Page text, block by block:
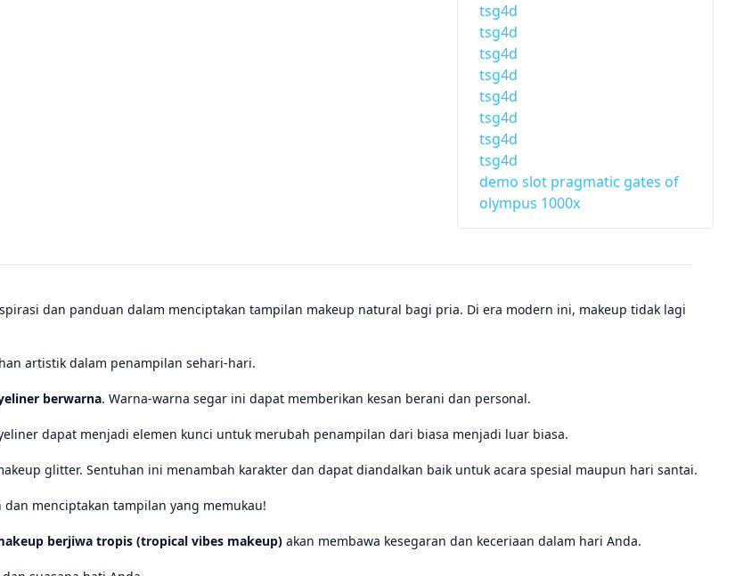
tsg4d
tsg4d
tsg4d
tsg4d
tsg4d
tsg4d
tsg4d
tsg4d
demo slot pragmatic gates of
olympus 1000x
dan panduan dalam menciptakan tampilan makeup natural bagi pria. Di era modern ini, makeup tidak lagi
artistik dalam penampilan sehari-hari.
berwarna. Warna-warna segar ini dapat memberikan kesan berani dan personal.
dapat menjadi elemen kunci untuk merubah penampilan dari biasa menjadi luar biasa.
glitter. Sentuhan ini menambah karakter dan dapat diandalkan baik untuk acara spesial maupun hari santai.
menciptakan tampilan yang memukau!
berjiwa tropis (tropical vibes makeup) akan membawa kesegaran dan keceriaan dalam hari Anda.